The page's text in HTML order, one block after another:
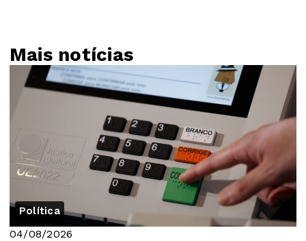
Mais notícias
Política
04/08/2026